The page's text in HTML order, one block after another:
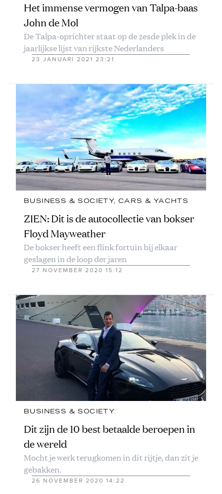
Het immense vermogen van Talpa-baas
John de Mol
De Talpa-oprichter staat op de zesde plek in de
jaarlijkse lijst van rijkste Nederlanders
23 JANUARI 2021 23:21
BUSINESS & SOCIETY, CARS & YACHTS
ZIEN: Dit is de autocollectie van bokser
Floyd Mayweather
De bokser heeft een flink fortuin bij elkaar
geslagen in de loop der jaren
27 NOVEMBER 2020 15:12
BUSINESS & SOCIETY
Dit zijn de 10 best betaalde beroepen in
de wereld
Mocht je werk terugkomen in dit rijtje, dan zit je
gebakken.
26 NOVEMBER 2020 14:22